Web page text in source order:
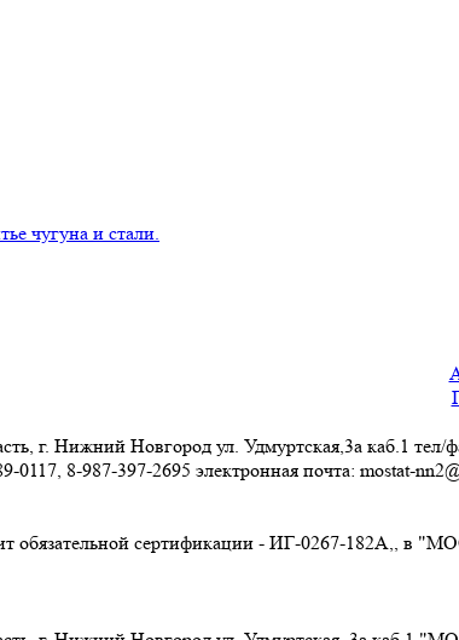
чугуна и стали.
г. Нижний Новгород ул. Удмуртская,3a каб.1 тел/
0117, 8-987-397-2695 электронная почта: mostat-
обязательной сертификации - ИГ-0267-182А,, в